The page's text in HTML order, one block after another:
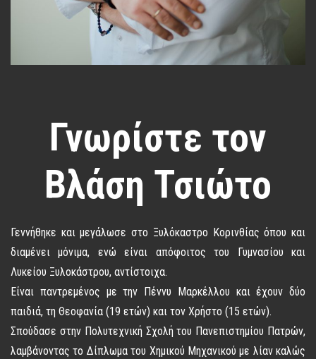
Γνωρίστε τον
Βλάση Τσιώτο
Γεννήθηκε και μεγάλωσε στο Ξυλόκαστρο Κορινθίας όπου και
διαμένει μόνιμα, ενώ είναι απόφοιτος του Γυμνασίου και
Λυκείου Ξυλοκάστρου, αντίστοιχα.
Είναι παντρεμένος με την Πέννυ Μαρκέλλου και έχουν δύο
παιδιά, τη Θεοφανία (19 ετών) και τον Χρήστο (15 ετών).
Σπούδασε στην Πολυτεχνική Σχολή του Πανεπιστημίου Πατρών,
λαμβάνοντας το Δίπλωμα του Χημικού Μηχανικού με λίαν καλώς